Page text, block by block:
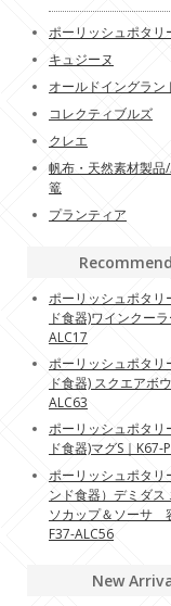
ポーリッシュポタリ
キュジーヌ
オールドイングラン
コレクティブルズ
クレエ
帆布・天然素材製品/
篭
プランティア
ポーリッシュポタリ
ド食器)ワインクー
ALC17
ポーリッシュポタリ
ド食器) スクエアボ
ALC63
ポーリッシュポタリ
ド食器)マグS｜K67-
ポーリッシュポタリ
ンド食器）デミダス
ソカップ＆ソーサ
F37-ALC56
New